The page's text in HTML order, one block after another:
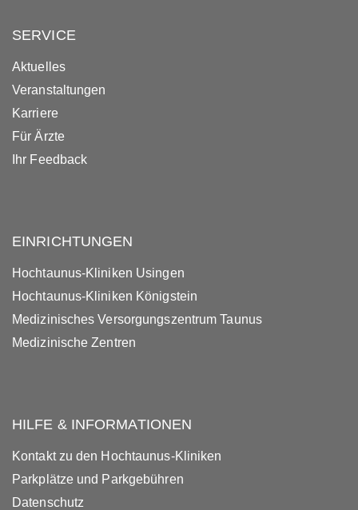
SERVICE
Aktuelles
Veranstaltungen
Karriere
Für Ärzte
Ihr Feedback
EINRICHTUNGEN
Hochtaunus-Kliniken Usingen
Hochtaunus-Kliniken Königstein
Medizinisches Versorgungszentrum Taunus
Medizinische Zentren
HILFE & INFORMATIONEN
Kontakt zu den Hochtaunus-Kliniken
Parkplätze und Parkgebühren
Datenschutz